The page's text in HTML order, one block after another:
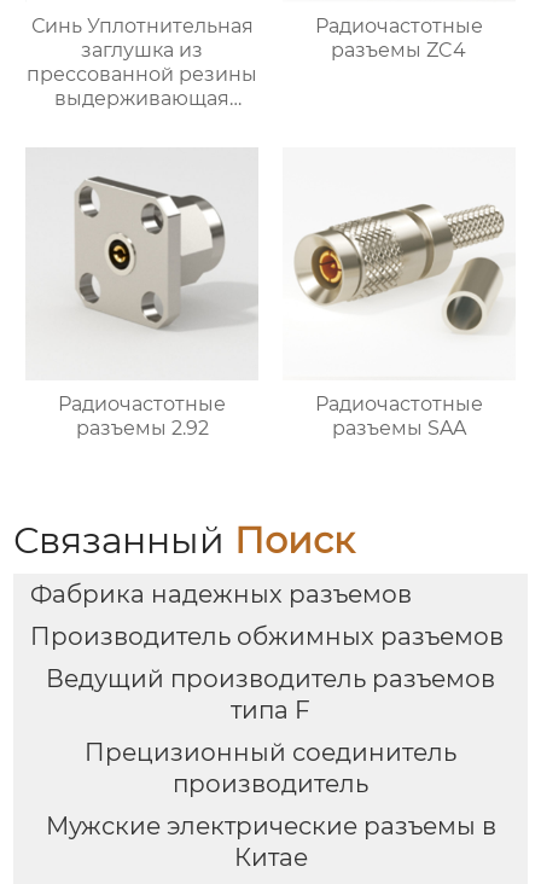
Синь Уплотнительная
заглушка из
прессованной резины
выдерживающая
Радиочастотные
разъемы ZC4
Радиочастотные
разъемы 2.92
Радиочастотные
разъемы SAA
Связанный Поиск
Фабрика надежных разъемов
Производитель обжимных разъемов
Ведущий производитель разъемов
типа F
Прецизионный соединитель
производитель
Мужские электрические разъемы в
Китае